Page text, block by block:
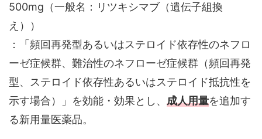
500mg（一般名：リツキシマブ（遺伝子組換
え））
：「頻回再発型あるいはステロイド依存性のネフロ
ーゼ症候群、難治性のネフローゼ症候群（頻回再発
型、ステロイド依存性あるいはステロイド抵抗性を
示す場合）」を効能・効果とし、 成人用量を追加す
る新用量医薬品。